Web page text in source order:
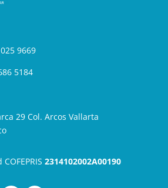
9669
5184
29 Col. Arcos Vallarta
2314102002A00190